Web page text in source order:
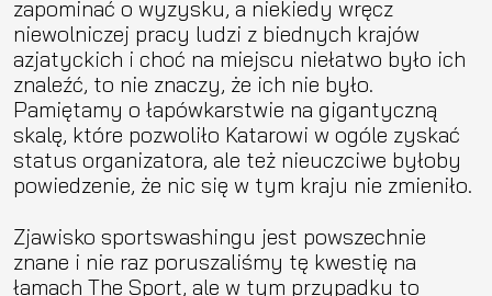
zapominać o wyzysku, a niekiedy wręcz
niewolniczej pracy ludzi z biednych krajów
azjatyckich i choć na miejscu niełatwo było ich
znaleźć, to nie znaczy, że ich nie było.
Pamiętamy o łapówkarstwie na gigantyczną
skalę, które pozwoliło Katarowi w ogóle zyskać
status organizatora, ale też nieuczciwe byłoby
powiedzenie, że nic się w tym kraju nie zmieniło.
Zjawisko sportswashingu jest powszechnie
znane i nie raz poruszaliśmy tę kwestię na
łamach The Sport, ale w tym przypadku to